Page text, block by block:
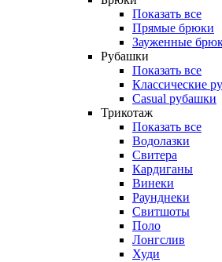
Показать все
Прямые брюки
Зауженные
Рубашки
Показать все
Классические
Casual рубашки
Трикотаж
Показать все
Водолазки
Свитера
Кардиганы
Винеки
Раунднеки
Свитшоты
Поло
Лонгслив
Худи